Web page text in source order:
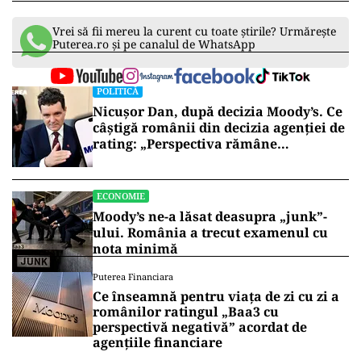
Vrei să fii mereu la curent cu toate știrile? Urmărește
Puterea.ro și pe canalul de WhatsApp
POLITICĂ
Nicușor Dan, după decizia Moody’s. Ce
câștigă românii din decizia agenției de
rating: „Perspectiva rămâne
ECONOMIE
Moody’s ne-a lăsat deasupra „junk”-
ului. România a trecut examenul cu
nota minimă
Puterea Financiara
Ce înseamnă pentru viața de zi cu zi a
românilor ratingul „Baa3 cu
perspectivă negativă” acordat de
agențiile financiare